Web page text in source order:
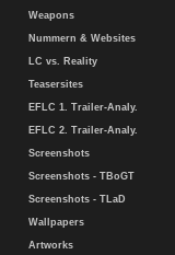
Weapons
Nummern & Websites
LC vs. Reality
Teasersites
EFLC 1. Trailer-Analy.
EFLC 2. Trailer-Analy.
Screenshots
Screenshots - TBoGT
Screenshots - TLaD
Wallpapers
Artworks